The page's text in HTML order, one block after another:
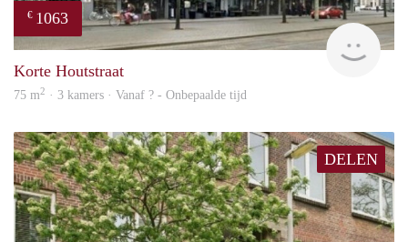
€ 1063
Korte Houtstraat
75 m2 · 3 kamers · Vanaf ? - Onbepaalde tijd
DELEN